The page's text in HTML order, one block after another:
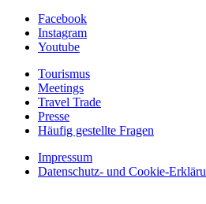
Facebook
Instagram
Youtube
Tourismus
Meetings
Travel Trade
Presse
Häufig gestellte Fragen
Impressum
Datenschutz- und Cookie-